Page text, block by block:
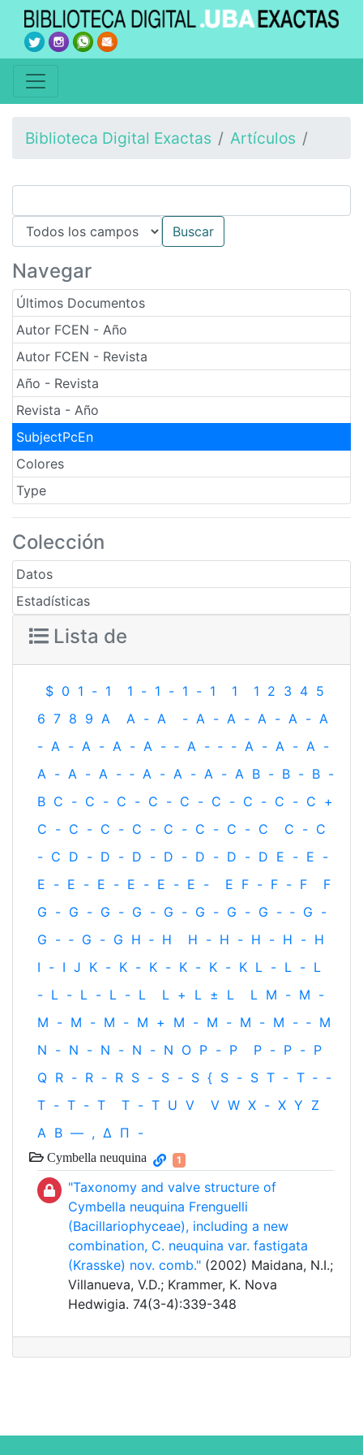
Biblioteca Digital Exactas Artículos
Navegar
Últimos Documentos
Autor FCEN - Año
Autor FCEN - Revista
Año - Revista
Revista - Año
SubjectPcEn
Colores
Type
Colección
Datos
Estadísticas
Lista de
$ 0 1 - 1 1 - 1 - 1 - 1 1 1 2 3 4 5
6 7 8 9 A A - A - A - A - A - A - A
- A - A - A - A - ‐ A - ‐ - A - A - A -
A - A - A - ‐ A - A - A - A B - B - B -
B C - C - C - C - C - C - C - C - C +
C - C - C - C - C - C - C - C C - C
- C D - D - D - D - D - D - D E - E -
E - E - E - E - E - E - E F - F - F
F
G - G - G - G - G - G - G - G - ‐ G -
G - ‐ G - G H ‐ H H - H - H - H - H
I - I J K - K - K - K - K - K L - L - L
- L - L - L - L L + L ± L L M - M -
M - M - M - M + M - M - M - M - ‐ M
N - N - N - N - N O P - P P - P - P
Q R - R - R S - S - S { S - S T - T ‐ -
T - T - T T - T U V V W X - X Y Z
Α Β — , Δ Π -
Cymbella neuquina 1
"Taxonomy and valve structure of
Cymbella neuquina Frenguelli
(Bacillariophyceae), including a new
combination, C. neuquina var. fastigata
(Krasske) nov. comb." (2002) Maidana, N.I.;
Villanueva, V.D.; Krammer, K. Nova
Hedwigia. 74(3-4):339-348